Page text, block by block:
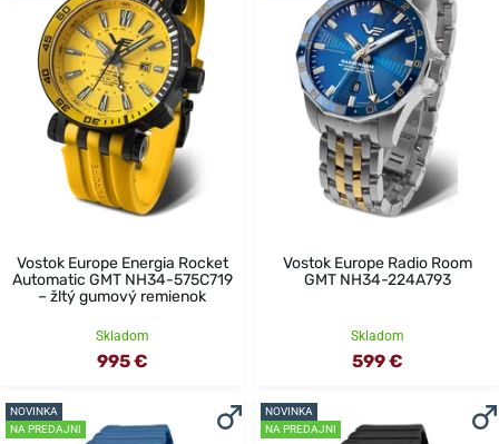
Vostok Europe Energia Rocket
Automatic GMT NH34-575C719
– žltý gumový remienok
Skladom
995 €
Vostok Europe Radio Room
GMT NH34-224A793
Skladom
599 €
NOVINKA
NA PREDAJNI
NOVINKA
NA PREDAJNI